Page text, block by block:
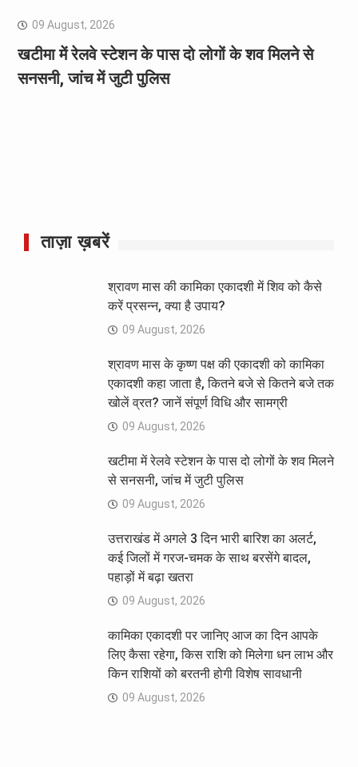
09 August, 2026
खटीमा में रेलवे स्टेशन के पास दो लोगों के शव मिलने से
सनसनी, जांच में जुटी पुलिस
ताज़ा ख़बरें
श्रावण मास की कामिका एकादशी में शिव को कैसे
करें प्रसन्न, क्या है उपाय?
09 August, 2026
श्रावण मास के कृष्ण पक्ष की एकादशी को कामिका
एकादशी कहा जाता है, कितने बजे से कितने बजे तक
खोलें व्रत? जानें संपूर्ण विधि और सामग्री
09 August, 2026
खटीमा में रेलवे स्टेशन के पास दो लोगों के शव मिलने
से सनसनी, जांच में जुटी पुलिस
09 August, 2026
उत्तराखंड में अगले 3 दिन भारी बारिश का अलर्ट,
कई जिलों में गरज-चमक के साथ बरसेंगे बादल,
पहाड़ों में बढ़ा खतरा
09 August, 2026
कामिका एकादशी पर जानिए आज का दिन आपके
लिए कैसा रहेगा, किस राशि को मिलेगा धन लाभ और
किन राशियों को बरतनी होगी विशेष सावधानी
09 August, 2026